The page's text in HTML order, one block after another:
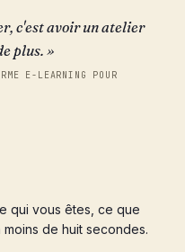
c'est avoir un atelier
plus. »
E-LEARNING POUR
qui vous êtes, ce que
de huit secondes.